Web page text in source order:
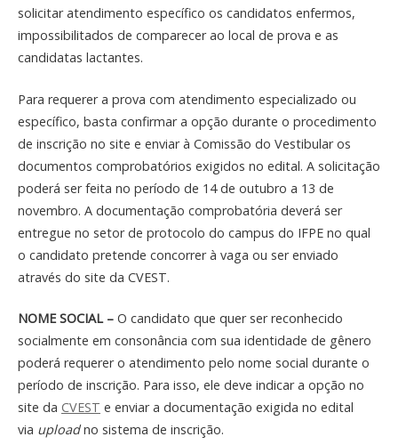
solicitar atendimento específico os candidatos enfermos,
impossibilitados de comparecer ao local de prova e as
candidatas lactantes.
Para requerer a prova com atendimento especializado ou
específico, basta confirmar a opção durante o procedimento
de inscrição no site e enviar à Comissão do Vestibular os
documentos comprobatórios exigidos no edital. A solicitação
poderá ser feita no período de 14 de outubro a 13 de
novembro. A documentação comprobatória deverá ser
entregue no setor de protocolo do campus do IFPE no qual
o candidato pretende concorrer à vaga ou ser enviado
através do site da CVEST.
NOME SOCIAL – O candidato que quer ser reconhecido
socialmente em consonância com sua identidade de gênero
poderá requerer o atendimento pelo nome social durante o
período de inscrição. Para isso, ele deve indicar a opção no
site da CVEST e enviar a documentação exigida no edital
via uploadno sistema de inscrição.